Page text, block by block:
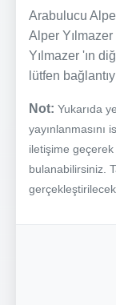
Arabulucu
Alper
Yılmazer 'ın
lütfen
Not: Yukarıda
yayınlanmasını
iletişime geçerek
bulanabilirsiniz.